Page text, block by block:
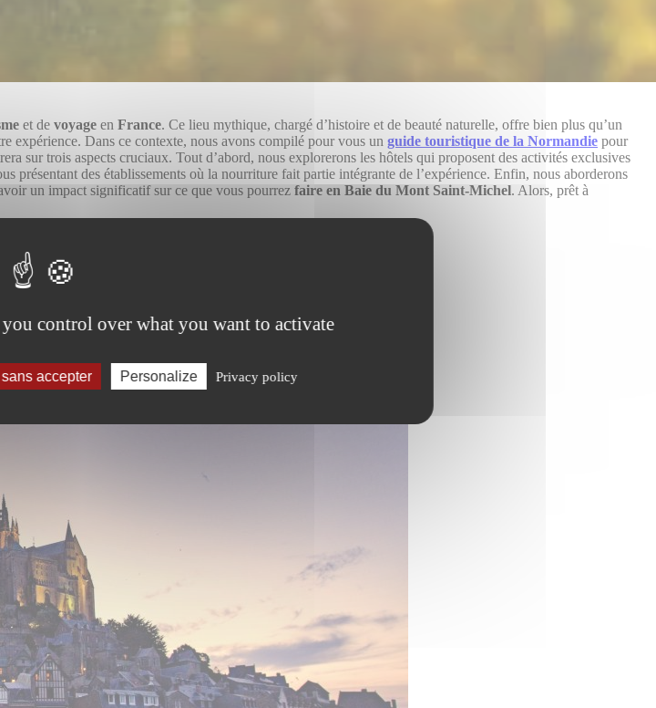
control over what you want to activate
accepter Personalize Privacy policy
et de voyage en France. Ce lieu mythique, chargé d’histoire et de beauté naturelle, offre bien plus qu’un
expérience. Dans ce contexte, nous avons compilé pour vous un guide touristique de la Normandie pour
sur trois aspects cruciaux. Tout d’abord, nous explorerons les hôtels qui proposent des activités exclusives
des établissements où la nourriture fait partie intégrante de l’expérience. Enfin, nous aborderons
un impact significatif sur ce que vous pourrez faire en Baie du Mont Saint-Michel. Alors, prêt à